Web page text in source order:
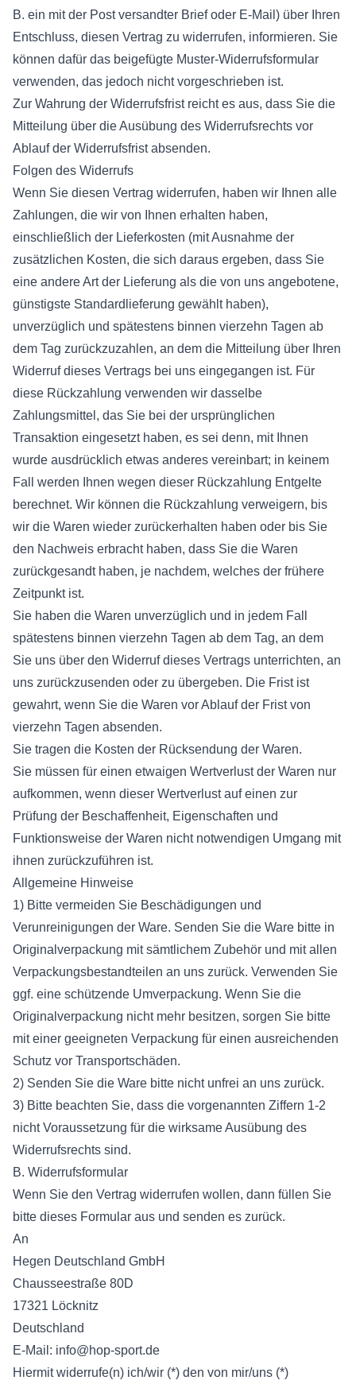
B. ein mit der Post versandter Brief oder E-Mail) über Ihren
Entschluss, diesen Vertrag zu widerrufen, informieren. Sie
können dafür das beigefügte Muster-Widerrufsformular
verwenden, das jedoch nicht vorgeschrieben ist.
Zur Wahrung der Widerrufsfrist reicht es aus, dass Sie die
Mitteilung über die Ausübung des Widerrufsrechts vor
Ablauf der Widerrufsfrist absenden.
Folgen des Widerrufs
Wenn Sie diesen Vertrag widerrufen, haben wir Ihnen alle
Zahlungen, die wir von Ihnen erhalten haben,
einschließlich der Lieferkosten (mit Ausnahme der
zusätzlichen Kosten, die sich daraus ergeben, dass Sie
eine andere Art der Lieferung als die von uns angebotene,
günstigste Standardlieferung gewählt haben),
unverzüglich und spätestens binnen vierzehn Tagen ab
dem Tag zurückzuzahlen, an dem die Mitteilung über Ihren
Widerruf dieses Vertrags bei uns eingegangen ist. Für
diese Rückzahlung verwenden wir dasselbe
Zahlungsmittel, das Sie bei der ursprünglichen
Transaktion eingesetzt haben, es sei denn, mit Ihnen
wurde ausdrücklich etwas anderes vereinbart; in keinem
Fall werden Ihnen wegen dieser Rückzahlung Entgelte
berechnet. Wir können die Rückzahlung verweigern, bis
wir die Waren wieder zurückerhalten haben oder bis Sie
den Nachweis erbracht haben, dass Sie die Waren
zurückgesandt haben, je nachdem, welches der frühere
Zeitpunkt ist.
Sie haben die Waren unverzüglich und in jedem Fall
spätestens binnen vierzehn Tagen ab dem Tag, an dem
Sie uns über den Widerruf dieses Vertrags unterrichten, an
uns zurückzusenden oder zu übergeben. Die Frist ist
gewahrt, wenn Sie die Waren vor Ablauf der Frist von
vierzehn Tagen absenden.
Sie tragen die Kosten der Rücksendung der Waren.
Sie müssen für einen etwaigen Wertverlust der Waren nur
aufkommen, wenn dieser Wertverlust auf einen zur
Prüfung der Beschaffenheit, Eigenschaften und
Funktionsweise der Waren nicht notwendigen Umgang mit
ihnen zurückzuführen ist.
Allgemeine Hinweise
1) Bitte vermeiden Sie Beschädigungen und
Verunreinigungen der Ware. Senden Sie die Ware bitte in
Originalverpackung mit sämtlichem Zubehör und mit allen
Verpackungsbestandteilen an uns zurück. Verwenden Sie
ggf. eine schützende Umverpackung. Wenn Sie die
Originalverpackung nicht mehr besitzen, sorgen Sie bitte
mit einer geeigneten Verpackung für einen ausreichenden
Schutz vor Transportschäden.
2) Senden Sie die Ware bitte nicht unfrei an uns zurück.
3) Bitte beachten Sie, dass die vorgenannten Ziffern 1-2
nicht Voraussetzung für die wirksame Ausübung des
Widerrufsrechts sind.
B. Widerrufsformular
Wenn Sie den Vertrag widerrufen wollen, dann füllen Sie
bitte dieses Formular aus und senden es zurück.
An
Hegen Deutschland GmbH
Chausseestraße 80D
17321 Löcknitz
Deutschland
E-Mail: info@hop-sport.de
Hiermit widerrufe(n) ich/wir (*) den von mir/uns (*)